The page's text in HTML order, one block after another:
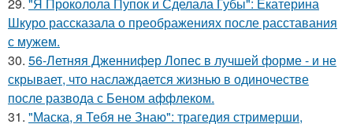
Шкуро рассказала о преображениях после расставания
с мужем.
30. 56-Летняя Дженнифер Лопес в лучшей форме - и не
скрывает, что наслаждается жизнью в одиночестве
после развода с Беном аффлеком.
31. "Маска, я Тебя не Знаю": трагедия стримерши,